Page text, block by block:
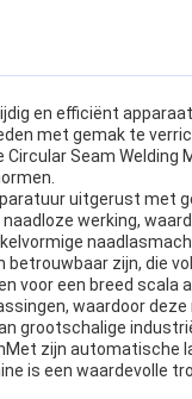
en efficiënt
met gemak te
Seam
uitgerust met
werking,
zijn, die
voor een breed
waardoor
grootschalige
zijn
is een waardevolle